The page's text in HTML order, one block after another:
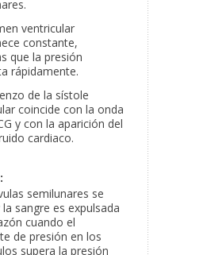
ventricular
constante,
que la presión
rápidamente.
de la sístole
coincide con la onda
y con la aparición del
cardiaco.
semilunares se
sangre es expulsada
cuando el
de presión en los
supera la presión